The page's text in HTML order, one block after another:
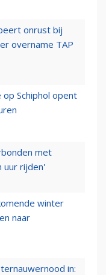
onrust bij
overname TAP
Schiphol opent
met
uur rijden'
winter
naar
in: